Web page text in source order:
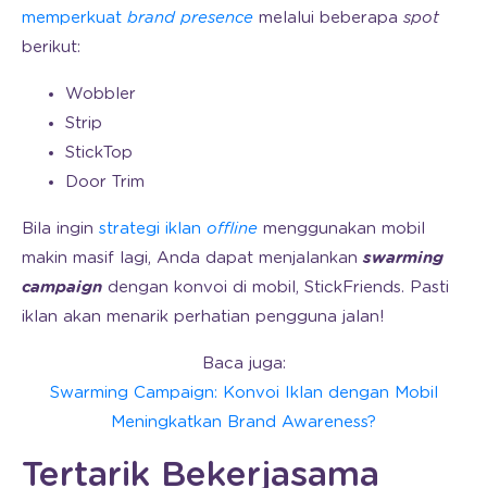
memperkuat brand presence melalui beberapa spot
berikut:
Wobbler
Strip
StickTop
Door Trim
Bila ingin strategi iklan offline menggunakan mobil
makin masif lagi, Anda dapat menjalankanswarming
campaign dengan konvoi di mobil, StickFriends. Pasti
iklan akan menarik perhatian pengguna jalan!
Baca juga:
Swarming Campaign: Konvoi Iklan dengan Mobil
Meningkatkan Brand Awareness?
Tertarik Bekerjasama